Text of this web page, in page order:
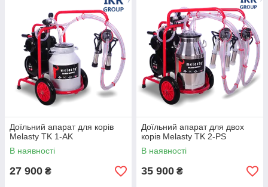
Доїльний апарат для корів
Melasty TK 1-AK
В наявності
27 900 ₴
Доїльний апарат для двох
корів Melasty TK 2-PS
В наявності
35 900 ₴